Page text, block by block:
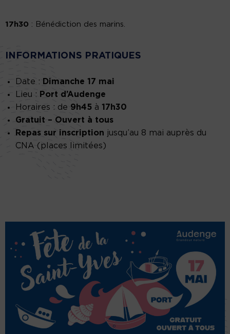
17h30 : Bénédiction des marins.
INFORMATIONS PRATIQUES
Date : Dimanche 17 mai
Lieu : Port d’Audenge
Horaires : de 9h45 à 17h30
Gratuit – Ouvert à tous
Repas sur inscription jusqu’au 8 mai auprès du
CNA (places limitées)